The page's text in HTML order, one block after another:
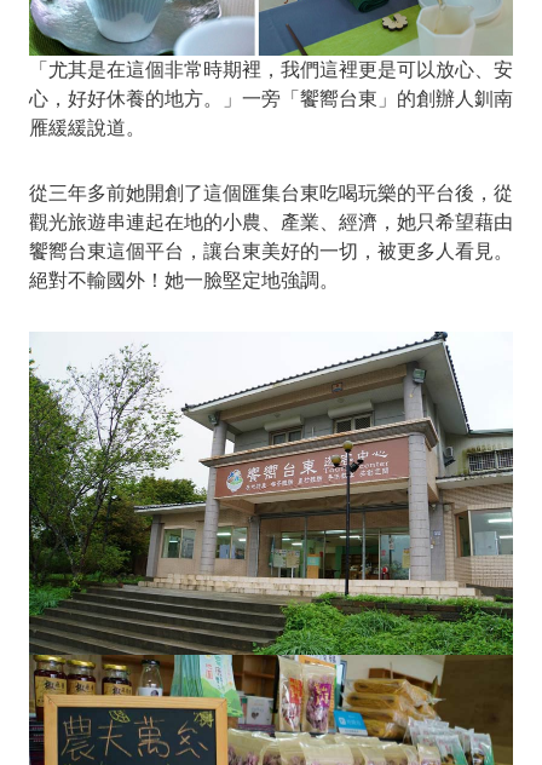
「尤其是在這個非常時期裡，我們這裡更是可以放心、安
心，好好休養的地方。」一旁「饗嚮台東」的創辦人釧南
雁緩緩說道。
從三年多前她開創了這個匯集台東吃喝玩樂的平台後，從
觀光旅遊串連起在地的小農、產業、經濟，她只希望藉由
饗嚮台東這個平台，讓台東美好的一切，被更多人看見。
絕對不輸國外！她一臉堅定地強調。